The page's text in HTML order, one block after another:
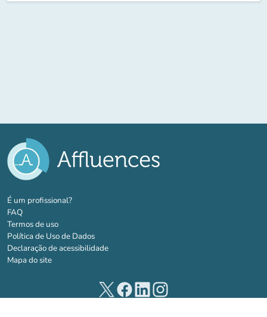
É um profissional?(novo separador)
FAQ
Termos de uso
Política de Uso de Dados
Declaração de acessibilidade
Mapa do site
(novo separador)
(novo separador)
(novo separador)